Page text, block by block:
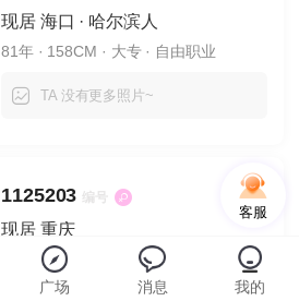
现居 海口 · 哈尔滨人
81年 · 158CM · 大专 · 自由职业
TA 没有更多照片~
1125203 编号
现居 重庆
· 本科 · 技术人员
客服
广场 消息 我的